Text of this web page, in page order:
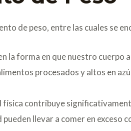
de peso, entre las cuales se
la forma en que nuestro cuerpo
procesados y altos en
contribuye
pueden llevar a comer en